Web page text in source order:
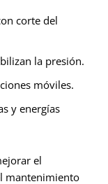
corte del
la presión.
móviles.
y energías
el
mantenimiento